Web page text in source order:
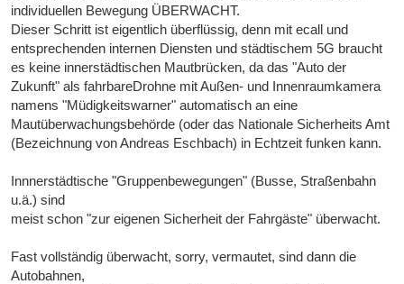
individuellen Bewegung ÜBERWACHT.
Dieser Schritt ist eigentlich überflüssig, denn mit ecall und
entsprechenden internen Diensten und städtischem 5G braucht
es keine innerstädtischen Mautbrücken, da das "Auto der
Zukunft" als fahrbareDrohne mit Außen- und Innenraumkamera
namens "Müdigkeitswarner" automatisch an eine
Mautüberwachungsbehörde (oder das Nationale Sicherheits Amt
(Bezeichnung von Andreas Eschbach) in Echtzeit funken kann.
Innnerstädtische "Gruppenbewegungen" (Busse, Straßenbahn
u.ä.) sind
meist schon "zur eigenen Sicherheit der Fahrgäste" überwacht.
Fast vollständig überwacht, sorry, vermautet, sind dann die
Autobahnen,